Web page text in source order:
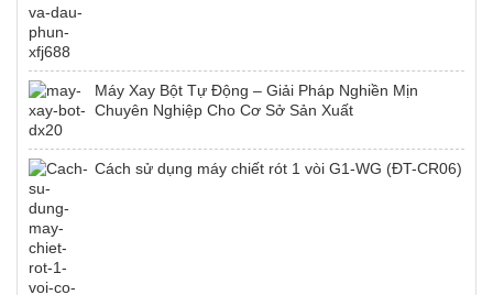
Máy Xay Bột Tự Động – Giải Pháp Nghiền Mịn
Chuyên Nghiệp Cho Cơ Sở Sản Xuất
Cách sử dụng máy chiết rót 1 vòi G1-WG (ĐT-CR06)